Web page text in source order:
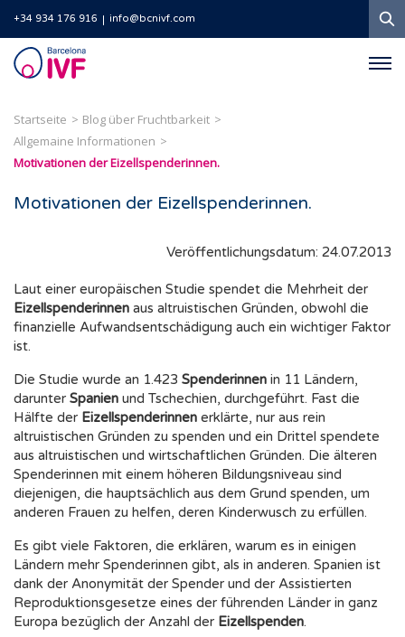
+34 934 176 916 info@bcnivf.com
Barcelona
IVF
Startseite
Blog über Fruchtbarkeit
Allgemaine Informationen
Motivationen der Eizellspenderinnen.
Motivationen der Eizellspenderinnen.
Veröffentlichungsdatum: 24.07.2013
Laut einer europäischen Studie spendet die Mehrheit der
Eizellspenderinnen aus altruistischen Gründen, obwohl die
finanzielle Aufwandsentschädigung auch ein wichtiger Faktor
ist.
Die Studie wurde an 1.423 Spenderinnen in 11 Ländern,
darunter Spanien und Tschechien, durchgeführt. Fast die
Hälfte der Eizellspenderinnen erklärte, nur aus rein
altruistischen Gründen zu spenden und ein Drittel spendete
aus altruistischen und wirtschaftlichen Gründen. Die älteren
Spenderinnen mit einem höheren Bildungsniveau sind
diejenigen, die hauptsächlich aus dem Grund spenden, um
anderen Frauen zu helfen, deren Kinderwusch zu erfüllen.
Es gibt viele Faktoren, die erklären, warum es in einigen
Ländern mehr Spenderinnen gibt, als in anderen. Spanien ist
dank der Anonymität der Spender und der Assistierten
Reproduktionsgesetze eines der führenden Länder in ganz
Europa bezüglich der Anzahl der Eizellspenden.